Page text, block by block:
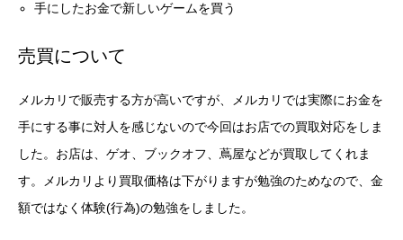
手にしたお金で新しいゲームを買う
売買について
メルカリで販売する方が高いですが、メルカリでは実際にお金を
手にする事に対人を感じないので今回はお店での買取対応をしま
した。お店は、ゲオ、ブックオフ、蔦屋などが買取してくれま
す。メルカリより買取価格は下がりますが勉強のためなので、金
額ではなく体験(行為)の勉強をしました。